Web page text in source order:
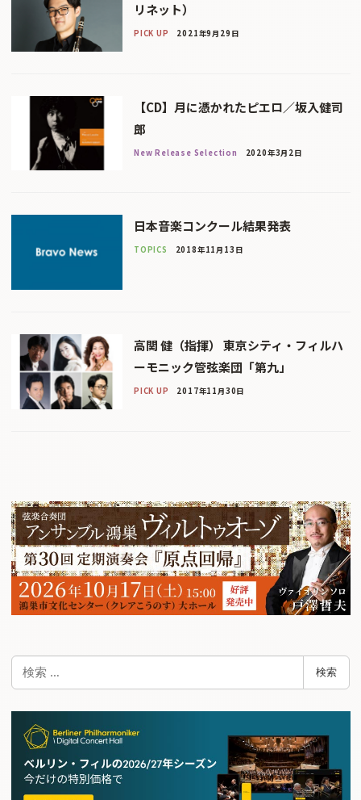
リネット）
PICK UP 2021年9月29日
【CD】月に憑かれたピエロ／坂入健司
郎
New Release Selection 2020年3月2日
日本音楽コンクール結果発表
TOPICS 2018年11月13日
高関 健（指揮） 東京シティ・フィルハ
ーモニック管弦楽団「第九」
PICK UP 2017年11月30日
検
検索